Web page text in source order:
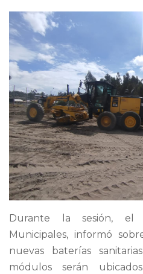
Durante la sesión, el
Municipales, informó
nuevas baterías
módulos serán